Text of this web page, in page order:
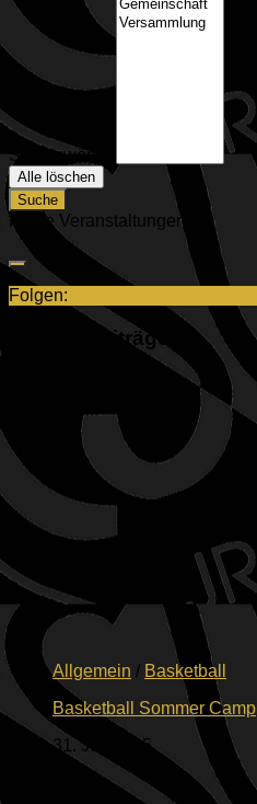
Schlagwörter
Alle löschen
Suche
Keine Veranstaltungen
Folgen:
Neuste Beiträge
Allgemein / Basketball
Basketball Sommer Camp
31. Juli 2025